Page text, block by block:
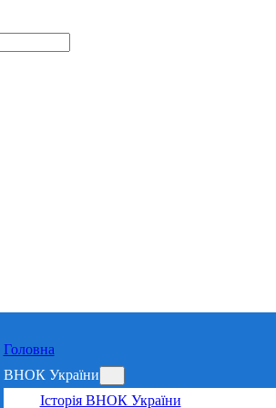
Головна
ВНОК України
Історія ВНОК України